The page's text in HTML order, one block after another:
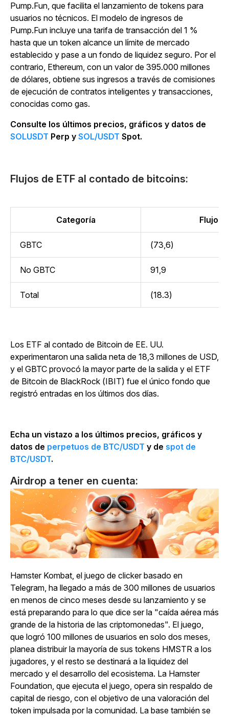
Pump.Fun, que facilita el lanzamiento de tokens para
usuarios no técnicos. El modelo de ingresos de
Pump.Fun incluye una tarifa de transacción del 1 %
hasta que un token alcance un límite de mercado
establecido y pase a un fondo de liquidez seguro. Por el
contrario, Ethereum, con un valor de 395.000 millones
de dólares, obtiene sus ingresos a través de comisiones
de ejecución de contratos inteligentes y transacciones,
conocidas como gas.
Consulte los últimos precios, gráficos y datos de
SOLUSDT Perp y SOL/USDT Spot.
Flujos de ETF al contado de bitcoins:
Categoría Flujo
GBTC (73,6)
No GBTC 91,9
Total (18.3)
Los ETF al contado de Bitcoin de EE. UU.
experimentaron una salida neta de 18,3 millones de USD,
y el GBTC provocó la mayor parte de la salida y el ETF
de Bitcoin de BlackRock (IBIT) fue el único fondo que
registró entradas en los últimos dos días.
Echa un vistazo a los últimos precios, gráficos y
datos de perpetuos de BTC/USDT y de spot de
BTC/USDT.
Airdrop a tener en cuenta:
Hamster Kombat, el juego de clicker basado en
Telegram, ha llegado a más de 300 millones de usuarios
en menos de cinco meses desde su lanzamiento y se
está preparando para lo que dice ser la "caída aérea más
grande de la historia de las criptomonedas". El juego,
que logró 100 millones de usuarios en solo dos meses,
planea distribuir la mayoría de sus tokens HMSTR a los
jugadores, y el resto se destinará a la liquidez del
mercado y el desarrollo del ecosistema. La Hamster
Foundation, que ejecuta el juego, opera sin respaldo de
capital de riesgo, con el objetivo de una valoración del
token impulsada por la comunidad. La base también se